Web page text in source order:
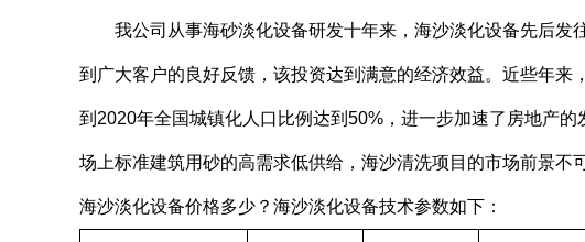
我公司从事海砂淡化设备研发十年来，海沙淡化设备先后发
到广大客户的良好反馈，该投资达到满意的经济效益。近些年来
到2020年全国城镇化人口比例达到50%，进一步加速了房地产
场上标准建筑用砂的高需求低供给，海沙清洗项目的市场前景不
海沙淡化设备价格多少？ 海沙淡化设备技术参数如下：